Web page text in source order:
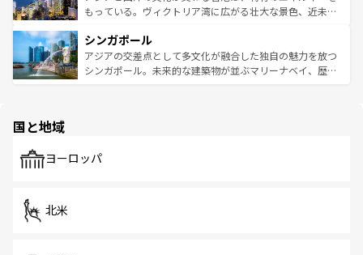
が旅行者を迎えてくれるので、きっと忘れられない旅にな
参照してほしい。
いビーチでリゾート気分を楽しむことができる。タイ料理
激する。気候は一年中温暖で、どの季節にも異なる楽しみ
が待っている。親しみやすいタイの人々、仏教を中心とし
た文化、そして多様な観光資源が、訪れる旅人を魅了し続
もっている。ヴィクトリア湾に広がる壮大な景色、近未来
み、どこを訪れても感動するはず。観光スポットが密集し
ており、効率よく見どころを回れるのも魅力。息をのむよ
うな絶景から文化的な体験まで、香港を存分に楽しみ尽く
シンガポール
アジアの交差点として多文化が融合した独自の魅力を放つ
シンガポール。未来的な建築物が並ぶマリーナベイ、歴史
で、ホーカーズは地元の風情を楽しめる外せないスポット
国と地域
ヨーロッパ
北米